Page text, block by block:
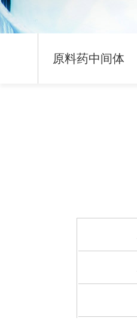
原料药中间体